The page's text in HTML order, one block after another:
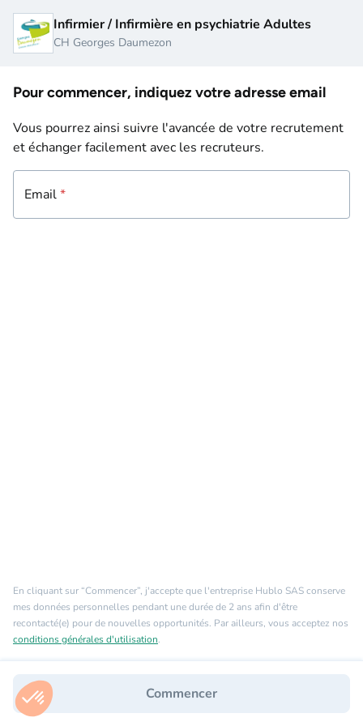
Infirmier / Infirmière en psychiatrie Adultes
CH Georges Daumezon
Pour commencer, indiquez votre adresse email
Vous pourrez ainsi suivre l'avancée de votre recrutement
et échanger facilement avec les recruteurs.
Email*
En cliquant sur “Commencer”, j'accepte que l'entreprise Hublo SAS conserve
mes données personnelles pendant une durée de 2 ans afin d'être
recontacté(e) pour de nouvelles opportunités. Par ailleurs, vous acceptez nos
conditions générales d'utilisation.
Commencer